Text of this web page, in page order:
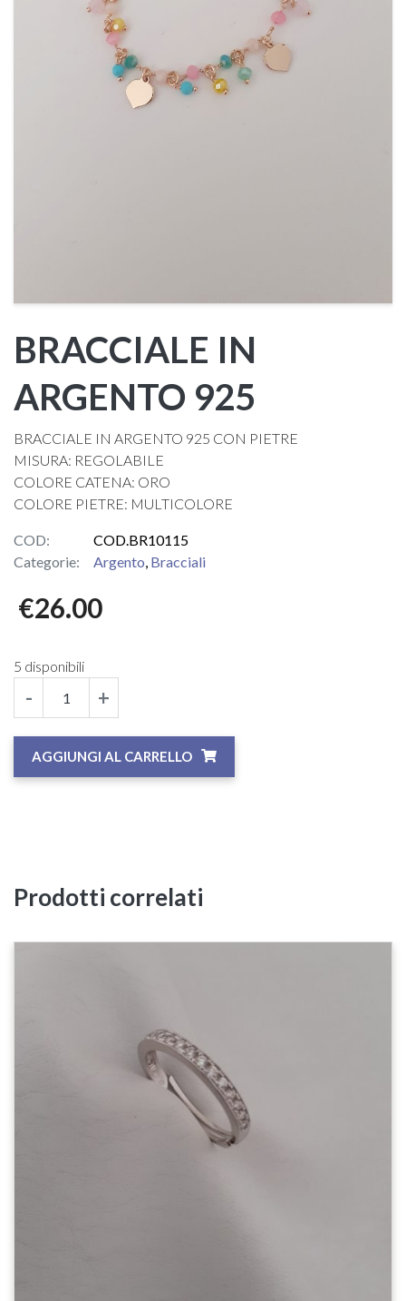
BRACCIALE IN
ARGENTO 925
BRACCIALE IN ARGENTO 925 CON PIETRE
MISURA: REGOLABILE
COLORE CATENA: ORO
COLORE PIETRE: MULTICOLORE
COD:
COD.BR10115
Categorie:
Argento Bracciali
€26.00
5 disponibili
- +
AGGIUNGI AL CARRELLO
Prodotti correlati